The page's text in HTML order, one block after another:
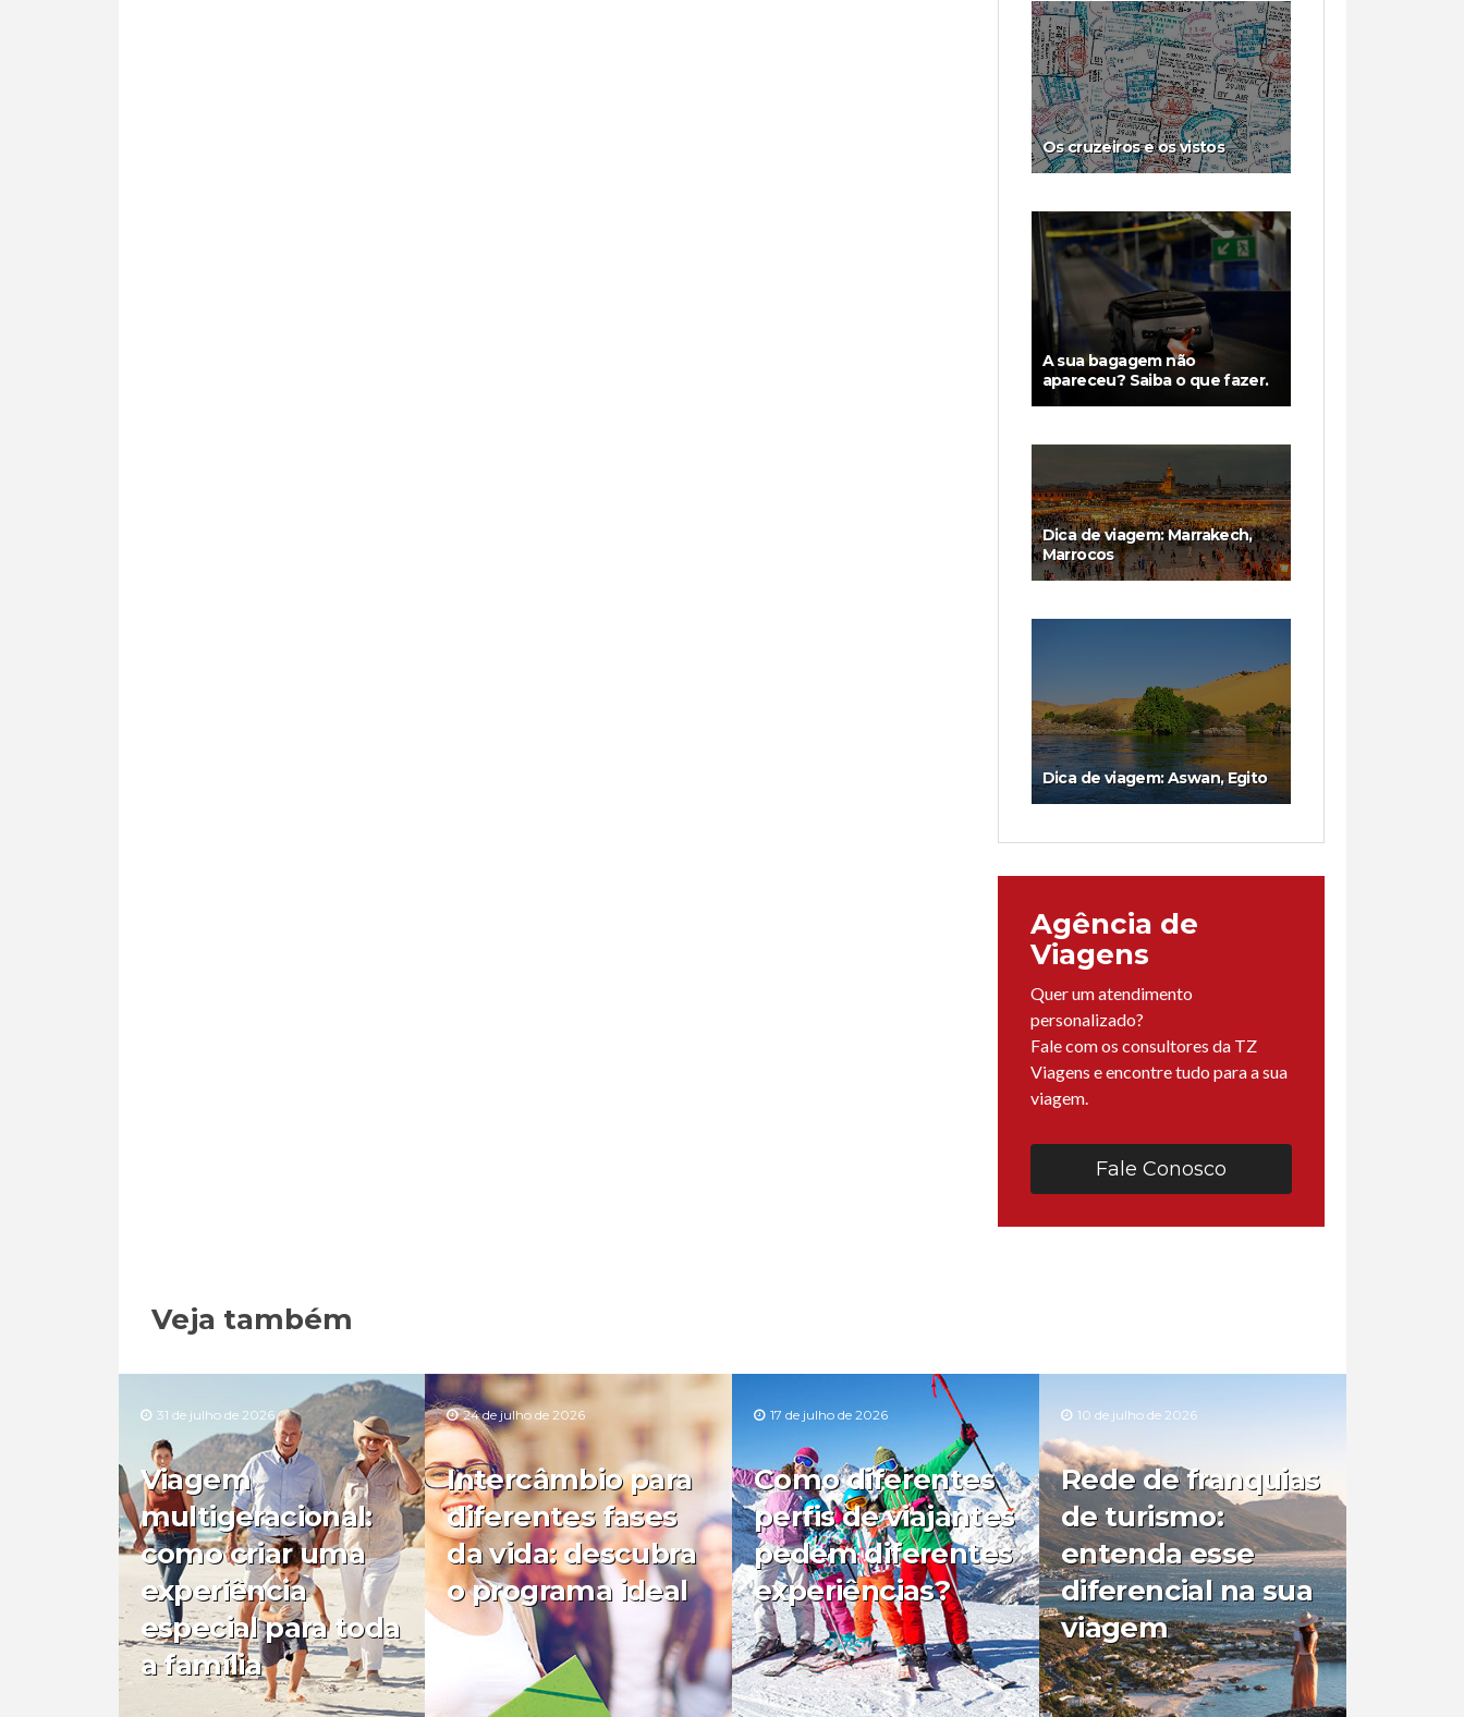
Os cruzeiros e os vistos
A sua bagagem não
apareceu? Saiba o que fazer.
Dica de viagem: Marrakech,
Marrocos
Dica de viagem: Aswan, Egito
Agência de
Viagens
Quer um atendimento
personalizado?
Fale com os consultores da TZ
Viagens e encontre tudo para a sua
viagem.
Fale Conosco
Veja também
31 de julho de 2026
Viagem
multigeracional:
como criar uma
experiência
especial para toda
a família
24 de julho de 2026
Intercâmbio para
diferentes fases
da vida: descubra
o programa ideal
17 de julho de 2026
Como diferentes
perfis de viajantes
pedem diferentes
experiências?
10 de julho de 2026
Rede de franquias
de turismo:
entenda esse
diferencial na sua
viagem